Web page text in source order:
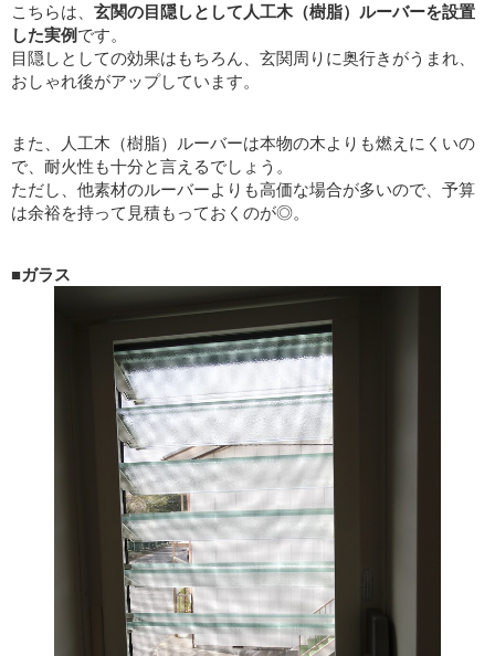
こちらは、 玄関の目隠しとして人工木（樹脂）ルーバーを設置
した実例 です。
目隠しとしての効果はもちろん、玄関周りに奥行きがうまれ、
おしゃれ後がアップしています。
また、人工木（樹脂）ルーバーは本物の木よりも燃えにくいの
で、耐火性も十分と言えるでしょう。
ただし、他素材のルーバーよりも高価な場合が多いので、予算
は余裕を持って見積もっておくのが◎。
■ガラス